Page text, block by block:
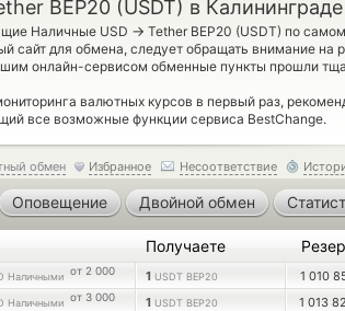
BEP20 (USDT) в Калининграде
Наличные USD → Tether BEP20 (USDT) по
сайт для обмена, следует обращать внимание на
онлайн-сервисом обменные пункты прошли
валютных курсов в первый раз,
все возможные функции сервиса BestChange.
обмен Избранное Несоответствие
Оповещение Двойной обмен
Получаете
Наличными от 2 000 1 USDT BEP20 1 010
Наличными от 3 000 1 USDT BEP20 1 013